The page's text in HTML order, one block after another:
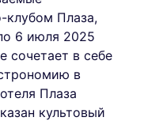
клубом Плаза,
6 июля 2025
сочетает в себе
в
Плаза
культовый